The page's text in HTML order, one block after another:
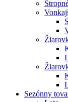
Sezónny